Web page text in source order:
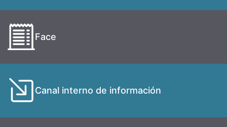
Face
Canal interno de información